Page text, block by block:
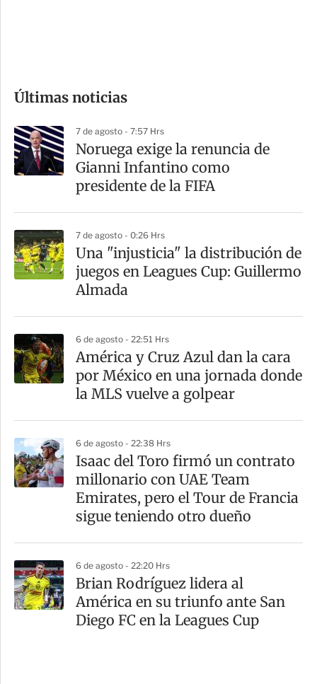
m
a
r
t
Últimas noticias
7 de agosto - 7:57 Hrs
Noruega exige la renuncia de
Gianni Infantino como
presidente de la FIFA
7 de agosto - 0:26 Hrs
Una "injusticia" la distribución de
juegos en Leagues Cup: Guillermo
Almada
6 de agosto - 22:51 Hrs
América y Cruz Azul dan la cara
por México en una jornada donde
la MLS vuelve a golpear
6 de agosto - 22:38 Hrs
Isaac del Toro firmó un contrato
millonario con UAE Team
Emirates, pero el Tour de Francia
sigue teniendo otro dueño
6 de agosto - 22:20 Hrs
Brian Rodríguez lidera al
América en su triunfo ante San
Diego FC en la Leagues Cup